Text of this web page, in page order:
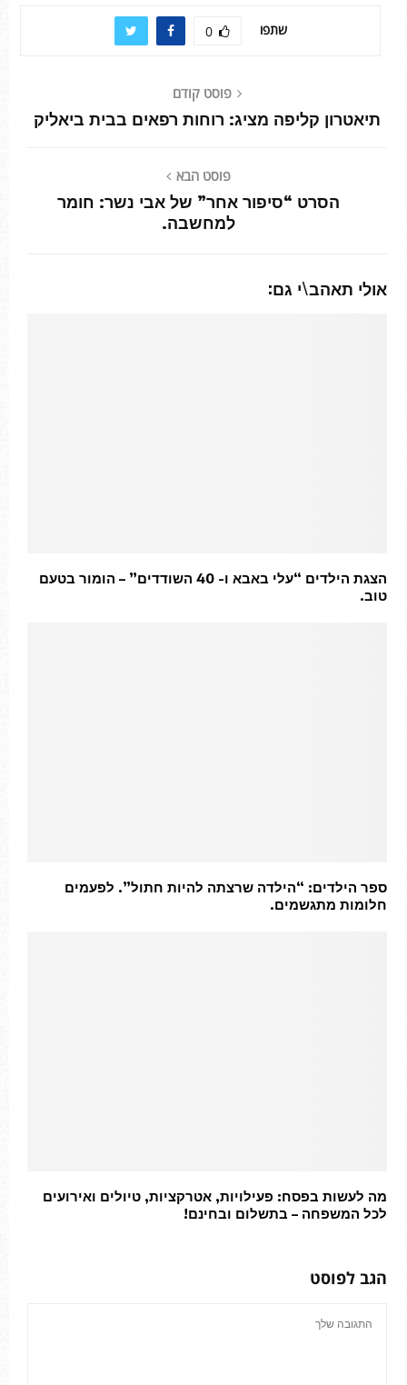
שתפו 0
פוסט קודם
תיאטרון קליפה מציג: רוחות רפאים בבית ביאליק
פוסט הבא
הסרט “סיפור אחר” של אבי נשר: חומר
למחשבה.
אולי תאהב\י גם:
הצגת הילדים “עלי באבא ו- 40 השודדים” – הומור בטעם
טוב.
ספר הילדים: “הילדה שרצתה להיות חתול”. לפעמים
חלומות מתגשמים.
מה לעשות בפסח: פעילויות, אטרקציות, טיולים ואירועים
לכל המשפחה – בתשלום ובחינם!
הגב לפוסט